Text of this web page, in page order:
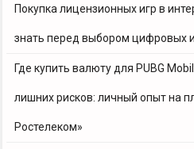
Покупка лицензионных игр в
знать перед выбором цифровых
Где купить валюту для PUBG
лишних рисков: личный опыт на
Ростелеком»